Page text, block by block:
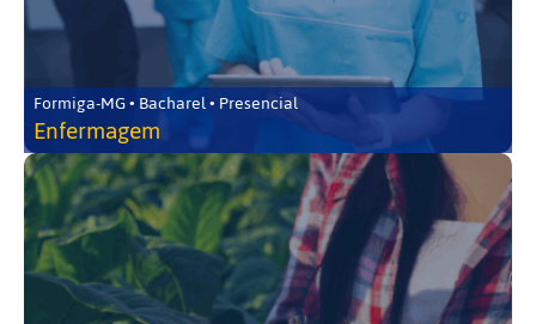
Formiga-MG • Bacharel • Presencial
Enfermagem